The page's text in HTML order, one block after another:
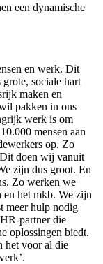
een dynamische
en werk. Dit
sociale hart
maken en
pakken in ons
werk is om
mensen aan
op. Zo
doen wij vanuit
zijn dus groot. En
Zo werken we
en het mkb. We zijn
meer hulp nodig
partner die
oplossingen biedt.
het voor al die